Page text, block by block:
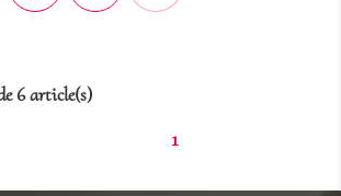
6 article(s)
1